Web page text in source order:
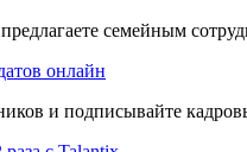
семейным
онлайн
и подписывайте